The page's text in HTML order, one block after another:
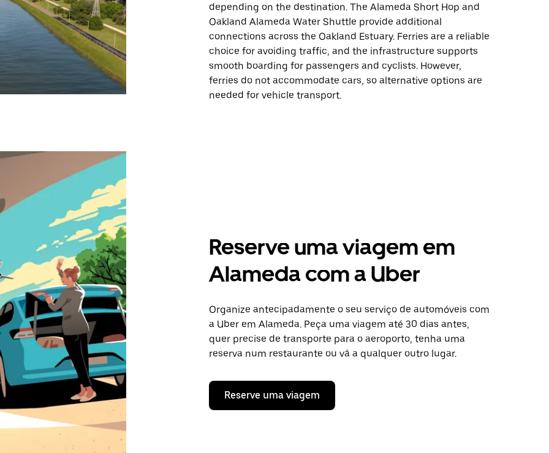
depending on the destination. The Alameda Short Hop and
Oakland Alameda Water Shuttle provide additional
connections across the Oakland Estuary. Ferries are a reliable
choice for avoiding traffic, and the infrastructure supports
smooth boarding for passengers and cyclists. However,
ferries do not accommodate cars, so alternative options are
needed for vehicle transport.
Reserve uma viagem em
Alameda com a Uber
Organize antecipadamente o seu serviço de automóveis com
a Uber em Alameda. Peça uma viagem até 30 dias antes,
quer precise de transporte para o aeroporto, tenha uma
reserva num restaurante ou vá a qualquer outro lugar.
Reserve uma viagem